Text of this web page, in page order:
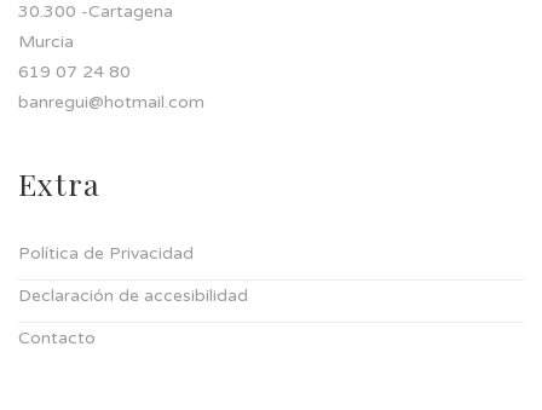
30.300 -Cartagena
Murcia
619 07 24 80
banregui@hotmail.com
Extra
Política de Privacidad
Declaración de accesibilidad
Contacto